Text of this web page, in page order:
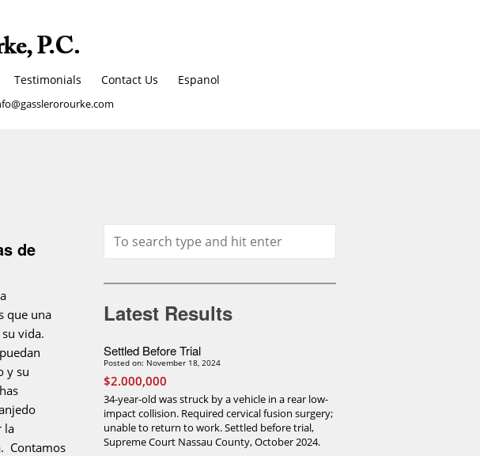
Testimonials Contact Us Espanol
de
que una
vida.
y su
la
Contamos
Latest Results
Settled Before Trial
Posted on: November 18, 2024
$2.000,000
34-year-old was struck by a vehicle in a rear low-
impact collision. Required cervical fusion surgery;
unable to return to work. Settled before trial,
Supreme Court Nassau County, October 2024.